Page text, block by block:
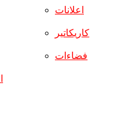
اعلانات
كاريكاتير
فضاءات